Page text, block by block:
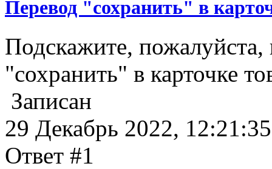
Перевод "сохранить" в
Подскажите, пожалуйста,
"сохранить" в карточке
Записан
29 Декабрь 2022, 12:21:35
Ответ #1